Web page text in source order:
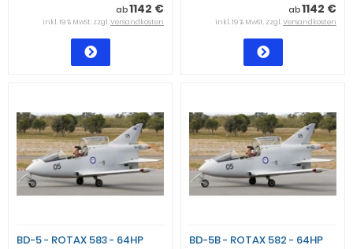
ab1142 €
inkl. 19 % MwSt. zzgl.Versandkosten
ab1142 €
inkl. 19 % MwSt. zzgl.Versandkosten
BD-5 - ROTAX 583 - 64HP BD-5B - ROTAX 582 - 64HP